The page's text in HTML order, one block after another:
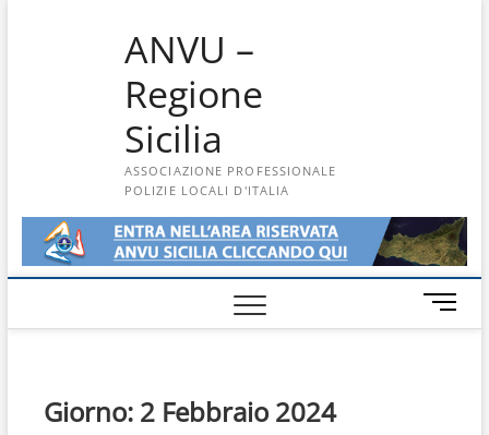
ANVU –
Regione
Sicilia
ASSOCIAZIONE PROFESSIONALE
POLIZIE LOCALI D'ITALIA
M
e
Giorno: 2 Febbraio 2024